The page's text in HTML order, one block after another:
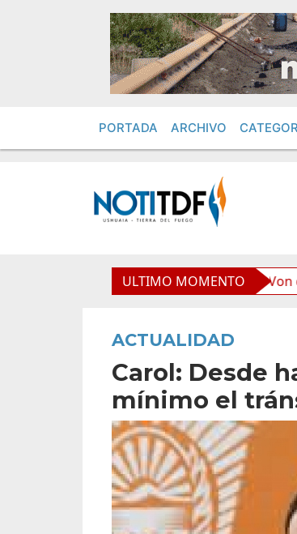
PORTADA ARCHIVO
ULTIMO MOMENTO
afirmó Becerra Von der
ACTUALIDAD
Carol: Desde
mínimo el